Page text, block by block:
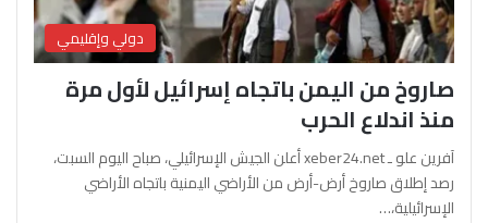
دولي وإقليمي
صاروخ من اليمن باتجاه إسرائيل لأول مرة
منذ اندلاع الحرب
آفرين علو ـ xeber24.net أعلن الجيش الإسرائيلي، صباح اليوم السبت،
رصد إطلاق صاروخ أرض-أرض من الأراضي اليمنية باتجاه الأراضي
الإسرائيلية،…